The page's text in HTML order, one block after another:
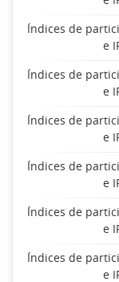
Índices de
e
Índices de
e
Índices de
e
Índices de
e
Índices de
e
Índices de
e